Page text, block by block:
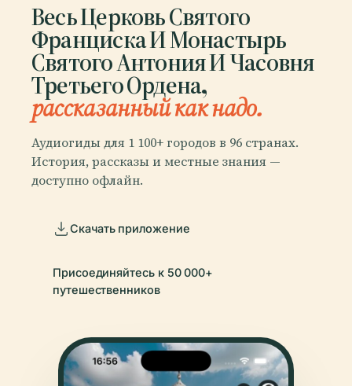
Весь Церковь Святого
Франциска И Монастырь
Святого Антония И Часовня
Третьего Ордена,
рассказанный как надо.
Аудиогиды для 1 100+ городов в 96 странах.
История, рассказы и местные знания —
доступно офлайн.
Скачать приложение
Присоединяйтесь к 50 000+
путешественников